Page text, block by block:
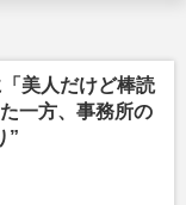
美人だけど棒読
一方、事務所の
”